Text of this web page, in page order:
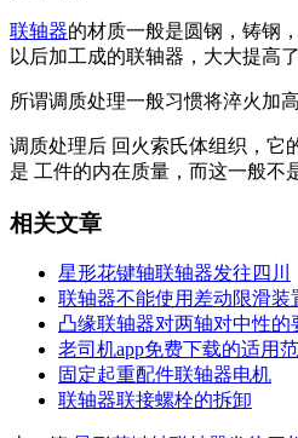
联轴器的材质一般是圆钢，铸钢
以后加工成的联轴器，大大提高了
所谓调质处理一般习惯将淬火加高
调质处理后 回火索氏体组织，
是 工件的内在质量，而这一般不
相关文章
星形花键轴联轴器发往四川
联轴器不能使用差动限滑装
凸缘联轴器对两轴对中性的
老司机app免费下载的适用
固定起重配件联轴器电机
联轴器联接螺栓的拆卸